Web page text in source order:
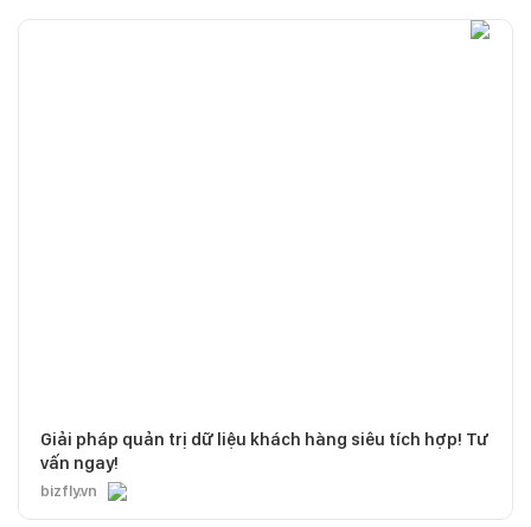
Giải pháp quản trị dữ liệu khách hàng siêu tích hợp! Tư
vấn ngay!
bizfly.vn